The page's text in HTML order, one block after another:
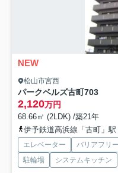
NEW
松山市宮西
パークベルズ古町703
2,120万円
68.66㎡ (2LDK) /築21年
伊予鉄道高浜線「古町」
エレベーター バリアフリー
駐輪場
システムキッチン